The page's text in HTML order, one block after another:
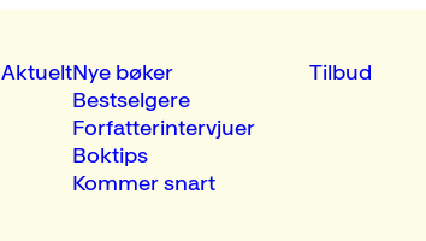
AktueltNye bøker
Bestselgere
Forfatterintervjuer
Boktips
Kommer snart
Tilbud